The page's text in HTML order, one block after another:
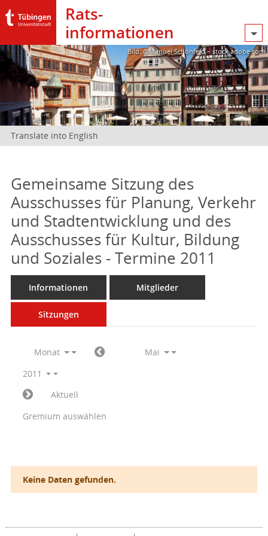
Rats­
informationen
Bild: @Manuel Schönfeld – stock.adobe.com
Translate into English
Gemeinsame Sitzung des
Ausschusses für Planung, Verkehr
und Stadtentwicklung und des
Ausschusses für Kultur, Bildung
und Soziales - Termine 2011
Informationen Mitglieder
Sitzungen
Monat
Mai
2011
Aktuell
Gremium auswählen
Keine Daten gefunden.